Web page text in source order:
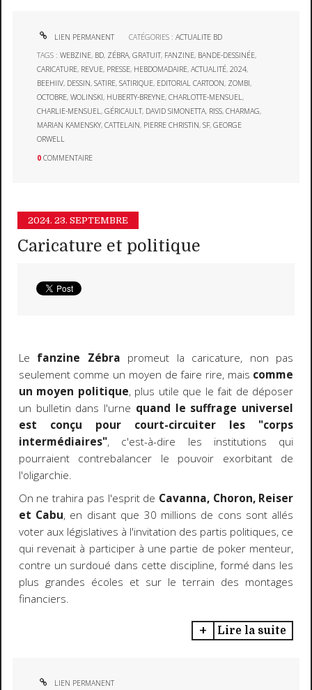
LIEN PERMANENT CATÉGORIES :ACTUALITE BD
TAGS :WEBZINE, BD, ZÉBRA,GRATUIT, FANZINE, BANDE-DESSINÉE,
CARICATURE, REVUE, PRESSE, HEBDOMADAIRE,ACTUALITÉ,2024,
BEEHIIV, DESSIN,SATIRE,SATIRIQUE, EDITORIAL CARTOON, ZOMBI,
OCTOBRE,WOLINSKI, HUBERTY-BREYNE,CHARLOTTE-MENSUEL,
CHARLIE-MENSUEL,GÉRICAULT, DAVID SIMONETTA, RISS,CHARMAG,
MARIAN KAMENSKY,CATTELAIN, PIERRE CHRISTIN,SF,GEORGE
ORWELL
0 COMMENTAIRE
2024. 23. SEPTEMBRE
Caricature et politique
Le fanzine Zébra promeut la caricature, non pas
seulement comme un moyen de faire rire, mais comme
un moyen politique, plus utile que le fait de déposer
un bulletin dans l'urne quand le suffrage universel
est conçu pour court-circuiter les "corps
intermédiaires", c'est-à-dire les institutions qui
pourraient contrebalancer le pouvoir exorbitant de
l'oligarchie.
On ne trahira pas l'esprit de Cavanna, Choron, Reiser
et Cabu, en disant que 30 millions de cons sont allés
voter aux législatives à l'invitation des partis politiques, ce
qui revenait à participer à une partie de poker menteur,
contre un surdoué dans cette discipline, formé dans les
plus grandes écoles et sur le terrain des montages
financiers.
Lire la suite
LIEN PERMANENT